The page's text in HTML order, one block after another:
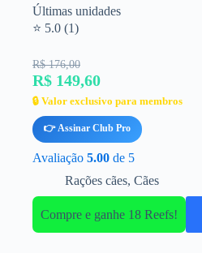
Últimas unidades
⭐ 5.0 (1)
R$ 176,00
R$ 149,60
🔒 Valor exclusivo para membros
👉 Assinar Club Pro
Avaliação 5.00 de 5
Rações cães, Cães
Compre e ganhe 18 Reefs!